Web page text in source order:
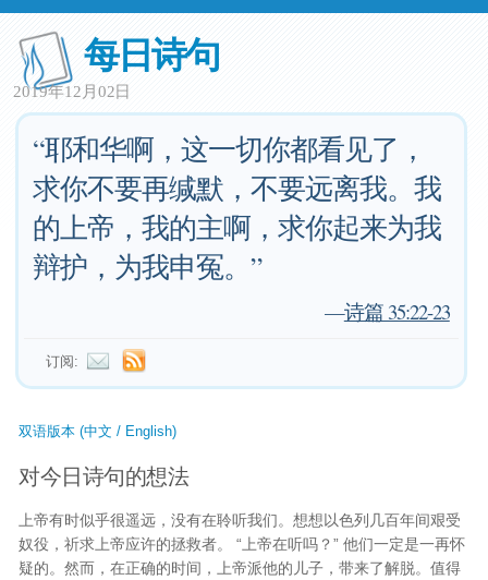
每日诗句
2019年12月02日
“耶和华啊，这一切你都看见了，
求你不要再缄默，不要远离我。我
的上帝，我的主啊，求你起来为我
辩护，为我申冤。”
—诗篇 35:22-23
订阅:
双语版本 (中文 / English)
对今日诗句的想法
上帝有时似乎很遥远，没有在聆听我们。想想以色列几百年间艰受
奴役，祈求上帝应许的拯救者。 “上帝在听吗？” 他们一定是一再怀
疑的。然而，在正确的时间，上帝派他的儿子，带来了解脱。值得